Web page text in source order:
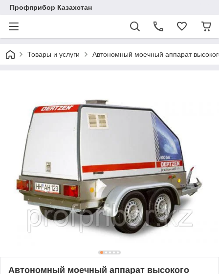
Профприбор Казахстан
Товары и услуги Автономный моечный аппарат
Автономный моечный аппарат высокого